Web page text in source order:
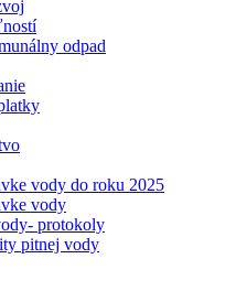
odpad
vody do roku 2025
vody
protokoly
pitnej vody